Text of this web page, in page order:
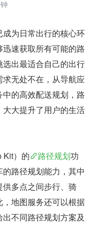
为日常出行的核心环
速获取所有可能的路
出最适合自己的出行
无处不在，从导航应
的高效配送规划，路
大提升了用户的生活
Kit）的 路径规划功
路径规划能力，其中
多点之间步行、骑
地图服务还可以根据
不同路径规划方案及